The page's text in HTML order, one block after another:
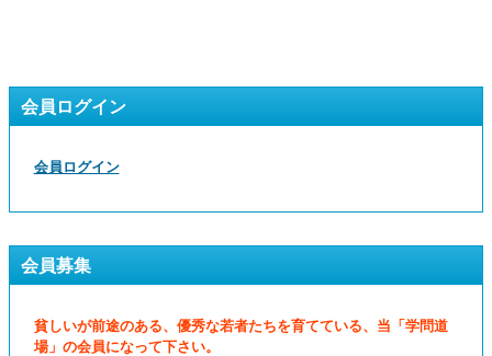
会員ログイン
会員ログイン
会員募集
貧しいが前途のある、優秀な若者たちを育てている、当「学問道
場」の会員になって下さい。